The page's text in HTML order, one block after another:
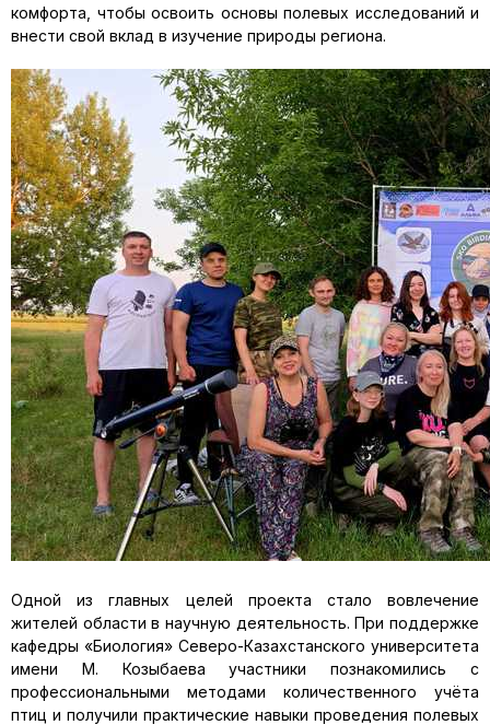
комфорта, чтобы освоить основы полевых исследований и
внести свой вклад в изучение природы региона.
Одной из главных целей проекта стало вовлечение
жителей области в научную деятельность. При поддержке
кафедры «Биология» Северо-Казахстанского университета
имени М. Козыбаева участники познакомились с
профессиональными методами количественного учёта
птиц и получили практические навыки проведения полевых